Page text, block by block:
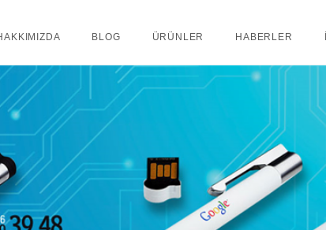
BLOG ÜRÜNLER HABERLER